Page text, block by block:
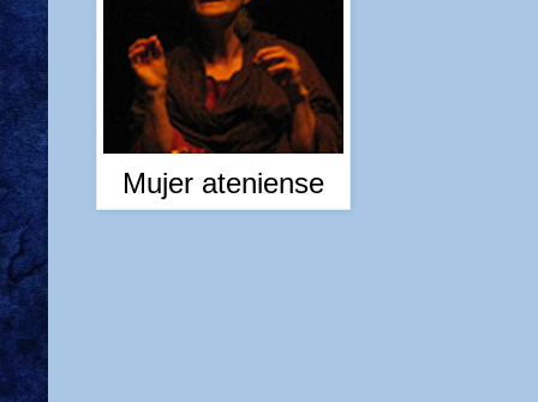
Mujer ateniense